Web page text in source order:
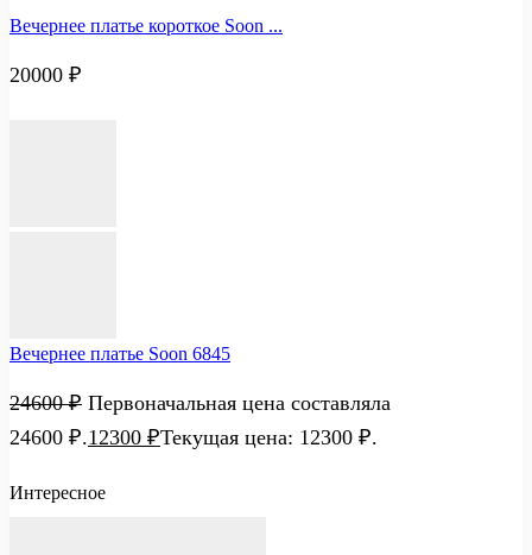
Вечернее платье короткое Soon ...
20000 ₽
Вечернее платье Soon 6845
24600₽ Первоначальная цена составляла
24600 ₽.12300 ₽Текущая цена: 12300 ₽.
Интересное